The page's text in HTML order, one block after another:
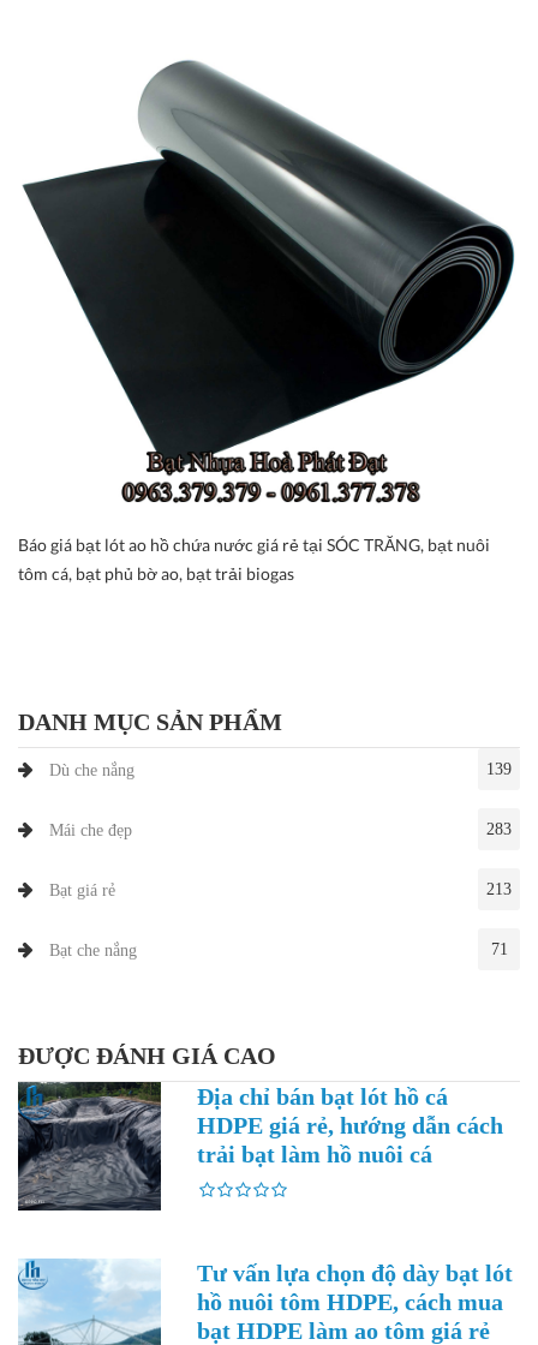
Báo giá bạt lót ao hồ chứa nước giá rẻ tại SÓC TRĂNG, bạt nuôi
tôm cá, bạt phủ bờ ao, bạt trải biogas
DANH MỤC SẢN PHẨM
Dù che nắng 139
Mái che đẹp 283
Bạt giá rẻ 213
Bạt che nắng 71
ĐƯỢC ĐÁNH GIÁ CAO
Địa chỉ bán bạt lót hồ cá
HDPE giá rẻ, hướng dẫn cách
trải bạt làm hồ nuôi cá
Tư vấn lựa chọn độ dày bạt lót
hồ nuôi tôm HDPE, cách mua
bạt HDPE làm ao tôm giá rẻ